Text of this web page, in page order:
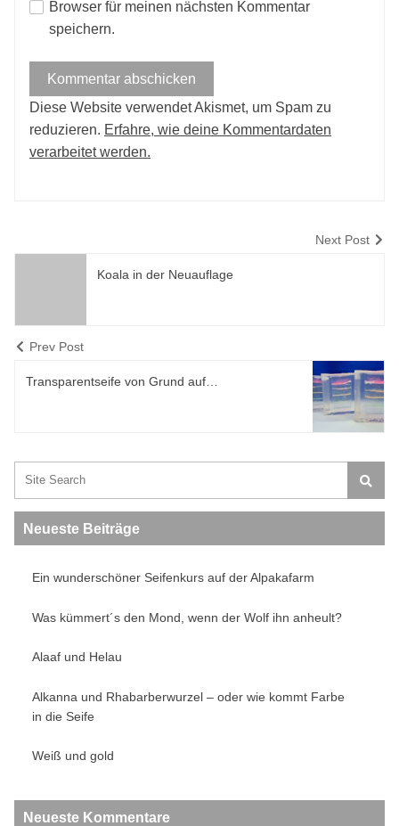
Browser für meinen nächsten Kommentar
speichern.
Diese Website verwendet Akismet, um Spam zu
reduzieren. Erfahre, wie deine Kommentardaten
verarbeitet werden.
Next Post
Koala in der Neuauflage
Prev Post
Transparentseife von Grund auf…
Neueste Beiträge
Ein wunderschöner Seifenkurs auf der Alpakafarm
Was kümmert´s den Mond, wenn der Wolf ihn anheult?
Alaaf und Helau
Alkanna und Rhabarberwurzel – oder wie kommt Farbe
in die Seife
Weiß und gold
Neueste Kommentare